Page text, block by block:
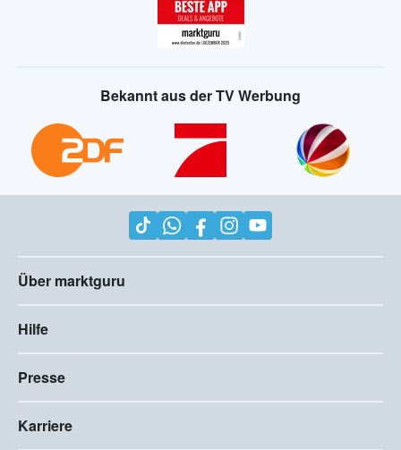
Bekannt aus der TV Werbung
Über marktguru
Hilfe
Presse
Karriere